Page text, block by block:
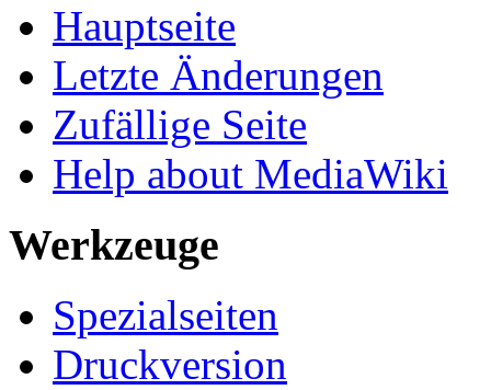
Hauptseite
Letzte Änderungen
Zufällige Seite
Help about MediaWiki
Werkzeuge
Spezialseiten
Druckversion